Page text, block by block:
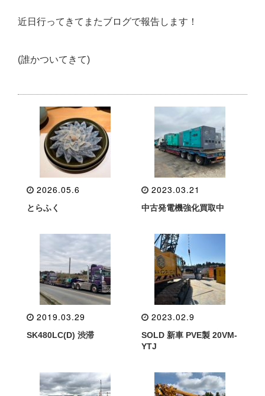
近日行ってきてまたブログで報告します！
(誰かついてきて)
2026.05.6
とらふく
2023.03.21
中古発電機強化買取中
2019.03.29
SK480LC(D) 渋滞
2023.02.9
SOLD 新車 PVE製 20VM-
YTJ